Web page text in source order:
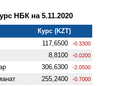
НБК на 5.11.2020
Курс (KZT)
117,6500 -0.3300
8,8100 -0.0200
306,6300 -2.0500
255,2400 -0.7000